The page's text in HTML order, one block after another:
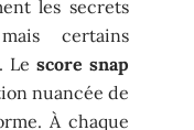
les secrets
certains
Le score snap
nuancée de
À chaque